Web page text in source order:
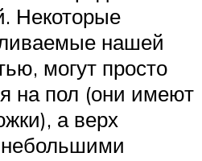
Некоторые
нашей
могут просто
на пол (они имеют
а верх